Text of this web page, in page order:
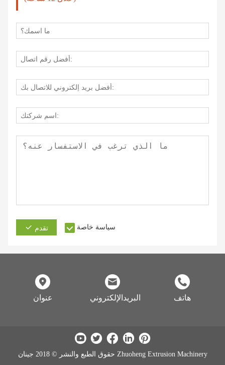
تقدم سياسة خاصة
عنوان البريدالإلكتروني هاتف
حقوق الطبع والنشر © 2018 جينان Zhuoheng Extrusion Machinery